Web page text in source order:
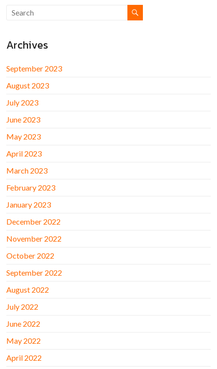
Archives
September 2023
August 2023
July 2023
June 2023
May 2023
April 2023
March 2023
February 2023
January 2023
December 2022
November 2022
October 2022
September 2022
August 2022
July 2022
June 2022
May 2022
April 2022